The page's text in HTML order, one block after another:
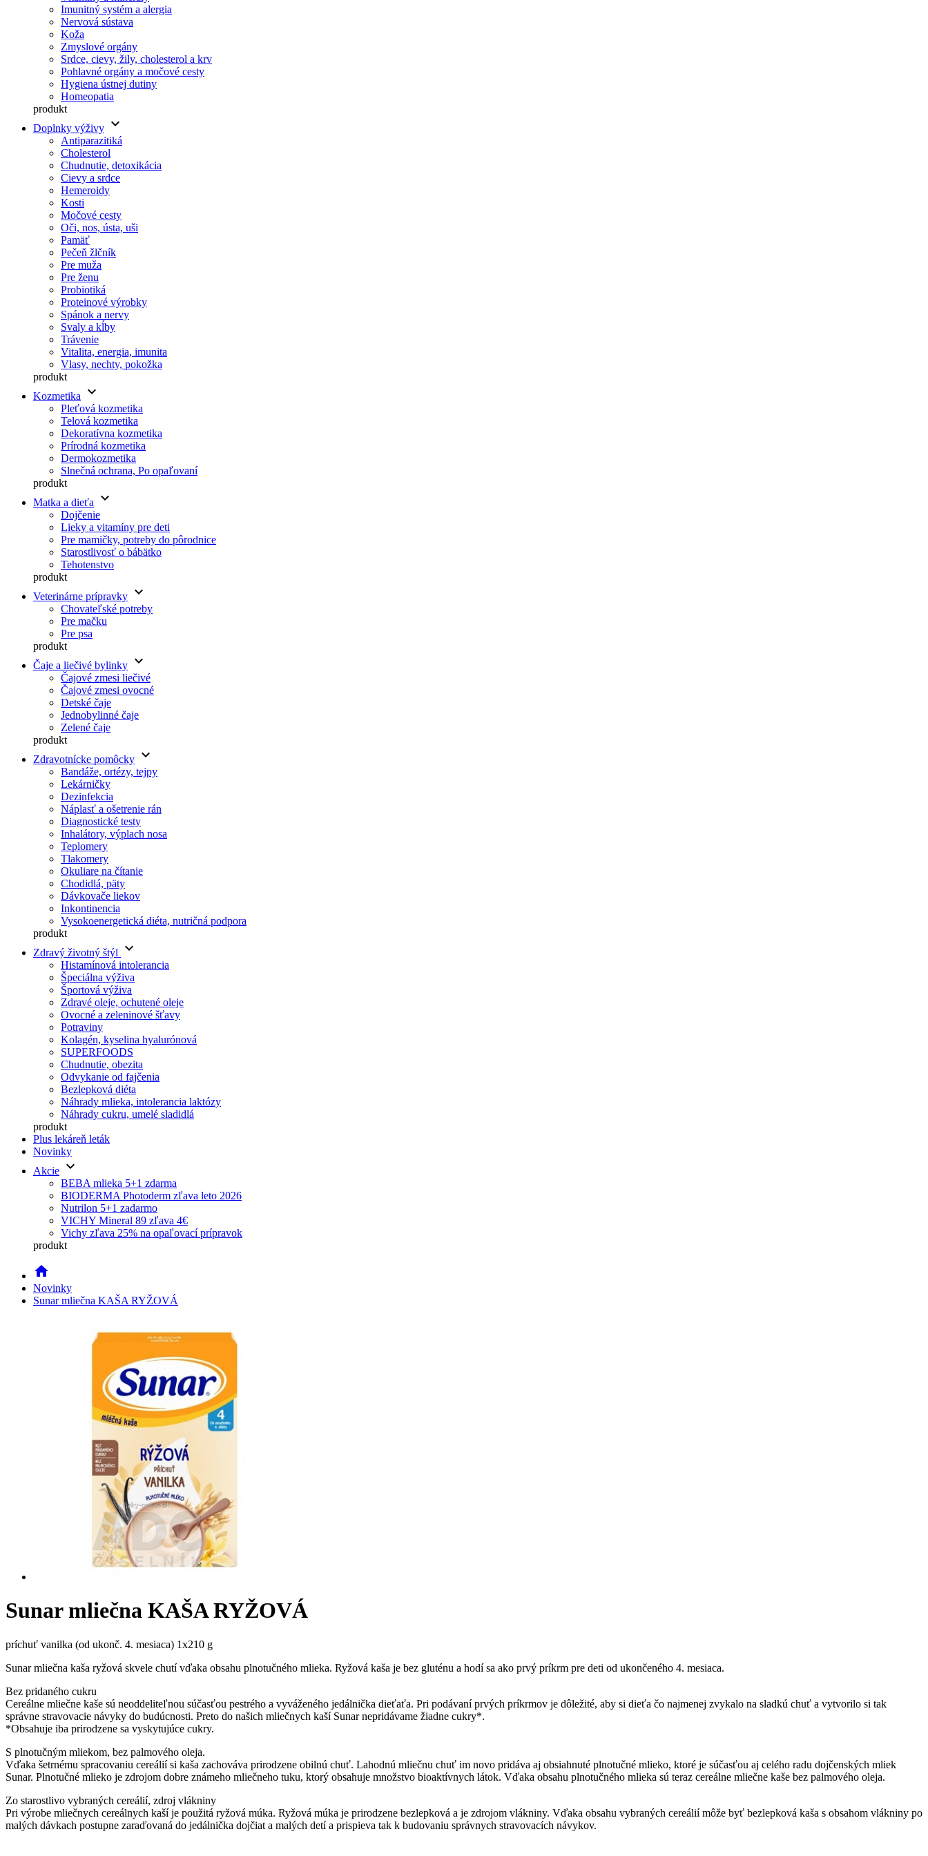
Imunitný systém a alergia
Nervová sústava
Koža
Zmyslové orgány
Srdce, cievy, žily, cholesterol a krv
Pohlavné orgány a močové cesty
Hygiena ústnej dutiny
Homeopatia
produkt
Doplnky výživy keyboard_arrow_down
Antiparazitiká
Cholesterol
Chudnutie, detoxikácia
Cievy a srdce
Hemeroidy
Kosti
Močové cesty
Oči, nos, ústa, uši
Pamäť
Pečeň žlčník
Pre muža
Pre ženu
Probiotiká
Proteinové výrobky
Spánok a nervy
Svaly a kĺby
Trávenie
Vitalita, energia, imunita
Vlasy, nechty, pokožka
produkt
Kozmetika
keyboard_arrow_down
Pleťová kozmetika
Telová kozmetika
Dekoratívna kozmetika
Prírodná kozmetika
Dermokozmetika
Slnečná ochrana, Po opaľovaní
produkt
Matka a dieťa
keyboard_arrow_down
Dojčenie
Lieky a vitamíny pre deti
Pre mamičky, potreby do pôrodnice
Starostlivosť o bábätko
Tehotenstvo
produkt
Veterinárne prípravky keyboard_arrow_down
Chovateľské potreby
Pre mačku
Pre psa
produkt
Čaje a liečivé bylinky keyboard_arrow_down
Čajové zmesi liečivé
Čajové zmesi ovocné
Detské čaje
Jednobylinné čaje
Zelené čaje
produkt
Zdravotnícke pomôcky keyboard_arrow_down
Bandáže, ortézy, tejpy
Lekárničky
Dezinfekcia
Náplasť a ošetrenie rán
Diagnostické testy
Inhalátory, výplach nosa
Teplomery
Tlakomery
Okuliare na čítanie
Chodidlá, päty
Dávkovače liekov
Inkontinencia
Vysokoenergetická diéta, nutričná podpora
produkt
Zdravý životný štýl
keyboard_arrow_down
Histamínová intolerancia
Špeciálna výživa
Športová výživa
Zdravé oleje, ochutené oleje
Ovocné a zeleninové šťavy
Potraviny
Kolagén, kyselina hyalurónová
SUPERFOODS
Chudnutie, obezita
Odvykanie od fajčenia
Bezlepková diéta
Náhrady mlieka, intolerancia laktózy
Náhrady cukru, umelé sladidlá
produkt
Plus lekáreň leták
Novinky
Akcie keyboard_arrow_down
BEBA mlieka 5+1 zdarma
BIODERMA Photoderm zľava leto 2026
Nutrilon 5+1 zadarmo
VICHY Mineral 89 zľava 4€
Vichy zľava 25% na opaľovací prípravok
produkt
home
Novinky
Sunar mliečna KAŠA RYŽOVÁ
Sunar mliečna KAŠA RYŽOVÁ
príchuť vanilka (od ukonč. 4. mesiaca) 1x210 g
Sunar mliečna kaša ryžová skvele chutí vďaka obsahu plnotučného mlieka. Ryžová kaša je bez gluténu a hodí sa ako prvý príkrm pre deti od ukončeného 4. mesiaca.
Bez pridaného cukru
Cereálne mliečne kaše sú neoddeliteľnou súčasťou pestrého a vyváženého jedálnička dieťaťa. Pri podávaní prvých príkrmov je dôležité, aby si dieťa čo najmenej zvykalo na sladkú chuť a vytvorilo si tak
správne stravovacie návyky do budúcnosti. Preto do našich mliečnych kaší Sunar nepridávame žiadne cukry*.
*Obsahuje iba prirodzene sa vyskytujúce cukry.
S plnotučným mliekom, bez palmového oleja.
Vďaka šetrnému spracovaniu cereálií si kaša zachováva prirodzene obilnú chuť. Lahodnú mliečnu chuť im novo pridáva aj obsiahnuté plnotučné mlieko, ktoré je súčasťou aj celého radu dojčenských mliek
Sunar. Plnotučné mlieko je zdrojom dobre známeho mliečneho tuku, ktorý obsahuje množstvo bioaktívnych látok. Vďaka obsahu plnotučného mlieka sú teraz cereálne mliečne kaše bez palmového oleja.
Zo starostlivo vybraných cereálií, zdroj vlákniny
Pri výrobe mliečnych cereálnych kaší je použitá ryžová múka. Ryžová múka je prirodzene bezlepková a je zdrojom vlákniny. Vďaka obsahu vybraných cereálií môže byť bezlepková kaša s obsahom vlákniny po
malých dávkach postupne zaraďovaná do jedálnička dojčiat a malých detí a prispieva tak k budovaniu správnych stravovacích návykov.